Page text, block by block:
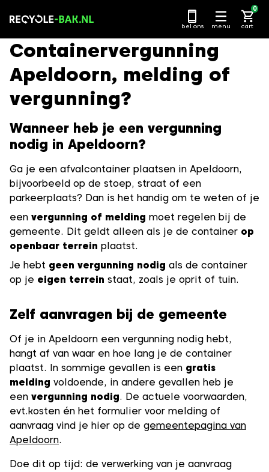
naar
bel ons menu cart
0
Containervergunning
Apeldoorn, melding of
vergunning?
Wanneer heb je een vergunning
nodig in Apeldoorn?
Ga je een afvalcontainer plaatsen in Apeldoorn,
bijvoorbeeld op de stoep, straat of een
parkeerplaats? Dan is het handig om te weten of je
een vergunning of melding moet regelen bij de
gemeente. Dit geldt alleen als je de container op
openbaar terrein plaatst.
Je hebt geen vergunning nodig als de container
op je eigen terrein staat, zoals je oprit of tuin.
Zelf aanvragen bij de gemeente
Of je in Apeldoorn een vergunning nodig hebt,
hangt af van waar en hoe lang je de container
plaatst. In sommige gevallen is een gratis
melding voldoende, in andere gevallen heb je
een vergunning nodig. De actuele voorwaarden,
evt.kosten én het formulier voor melding of
aanvraag vind je hier op de gemeentepagina van
Apeldoorn.
Doe dit op tijd: de verwerking van je aanvraag